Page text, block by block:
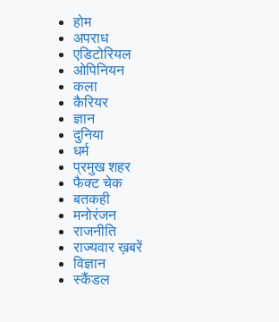
होम
अपराध
एडिटोरियल
ओपिनियन
कला
कैरियर
ज्ञान
दुनिया
धर्म
प्रमुख शहर
फैक्ट चेक
बतकही
मनोरंजन
राजनीति
राज्यवार ख़बरें
विज्ञान
स्कैंडल